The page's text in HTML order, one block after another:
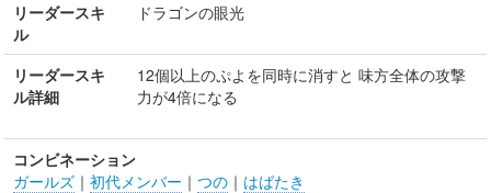
リーダースキ
ル
ドラゴンの眼光
リーダースキ
ル詳細
12個以上のぷよを同時に消すと 味方全体の攻撃
力が4倍になる
コンビネーション
ガールズ ｜ 初代メンバー ｜ つの ｜ はばたき